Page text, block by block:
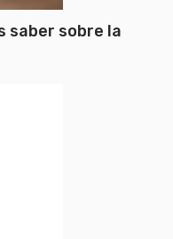
saber sobre la